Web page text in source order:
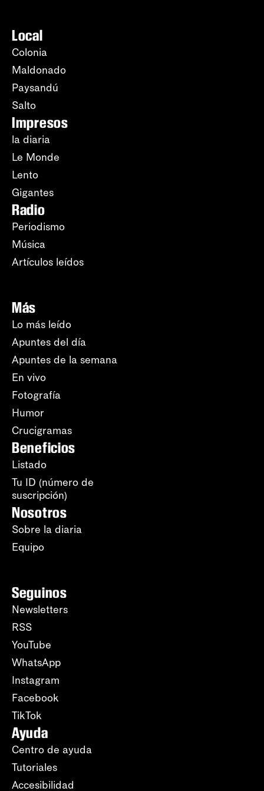
Local
Colonia
Maldonado
Paysandú
Salto
Impresos
la diaria
Le Monde
Lento
Gigantes
Radio
Periodismo
Música
Artículos leídos
Más
Lo más leído
Apuntes del día
Apuntes de la semana
En vivo
Fotografía
Humor
Crucigramas
Beneficios
Listado
Tu ID (número de
suscripción)
Nosotros
Sobre la diaria
Equipo
Seguinos
Newsletters
RSS
YouTube
WhatsApp
Instagram
Facebook
TikTok
Ayuda
Centro de ayuda
Tutoriales
Accesibilidad